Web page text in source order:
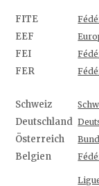
FITE
EEF
FEI
FER
Schweiz
Deutschland
Österreich
Belgien